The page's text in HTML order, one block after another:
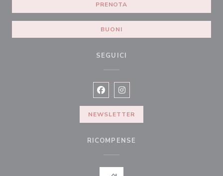
PRENOTA
BUONI
SEGUICI
Facebook ((apre una nuova
Instagram ((apre una nuova
NEWSLETTER
RICOMPENSE